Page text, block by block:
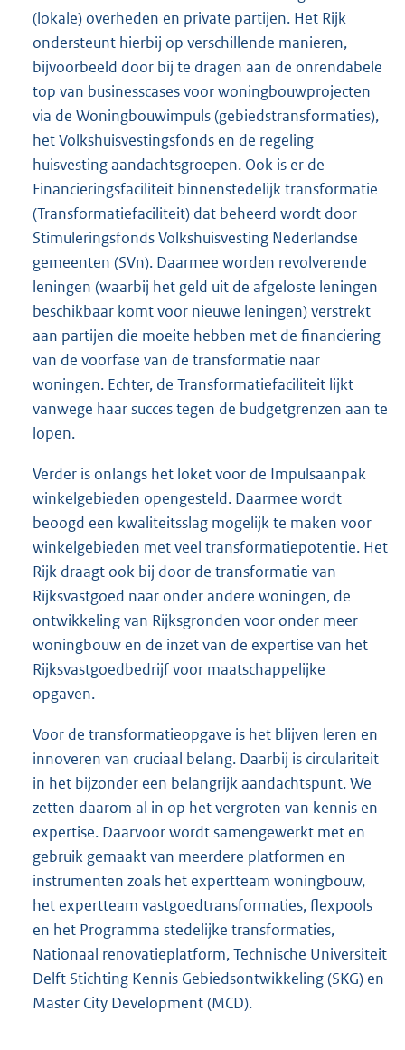
(lokale) overheden en private partijen. Het Rijk
ondersteunt hierbij op verschillende manieren,
bijvoorbeeld door bij te dragen aan de onrendabele
top van businesscases voor woningbouwprojecten
via de Woningbouwimpuls (gebiedstransformaties),
het Volkshuisvestingsfonds en de regeling
huisvesting aandachtsgroepen. Ook is er de
Financieringsfaciliteit binnenstedelijk transformatie
(Transformatiefaciliteit) dat beheerd wordt door
Stimuleringsfonds Volkshuisvesting Nederlandse
gemeenten (SVn). Daarmee worden revolverende
leningen (waarbij het geld uit de afgeloste leningen
beschikbaar komt voor nieuwe leningen) verstrekt
aan partijen die moeite hebben met de financiering
van de voorfase van de transformatie naar
woningen. Echter, de Transformatiefaciliteit lijkt
vanwege haar succes tegen de budgetgrenzen aan te
lopen.
Verder is onlangs het loket voor de Impulsaanpak
winkelgebieden opengesteld. Daarmee wordt
beoogd een kwaliteitsslag mogelijk te maken voor
winkelgebieden met veel transformatiepotentie. Het
Rijk draagt ook bij door de transformatie van
Rijksvastgoed naar onder andere woningen, de
ontwikkeling van Rijksgronden voor onder meer
woningbouw en de inzet van de expertise van het
Rijksvastgoedbedrijf voor maatschappelijke
opgaven.
Voor de transformatieopgave is het blijven leren en
innoveren van cruciaal belang. Daarbij is circulariteit
in het bijzonder een belangrijk aandachtspunt. We
zetten daarom al in op het vergroten van kennis en
expertise. Daarvoor wordt samengewerkt met en
gebruik gemaakt van meerdere platformen en
instrumenten zoals het expertteam woningbouw,
het expertteam vastgoedtransformaties, flexpools
en het Programma stedelijke transformaties,
Nationaal renovatieplatform, Technische Universiteit
Delft Stichting Kennis Gebiedsontwikkeling (SKG) en
Master City Development (MCD).